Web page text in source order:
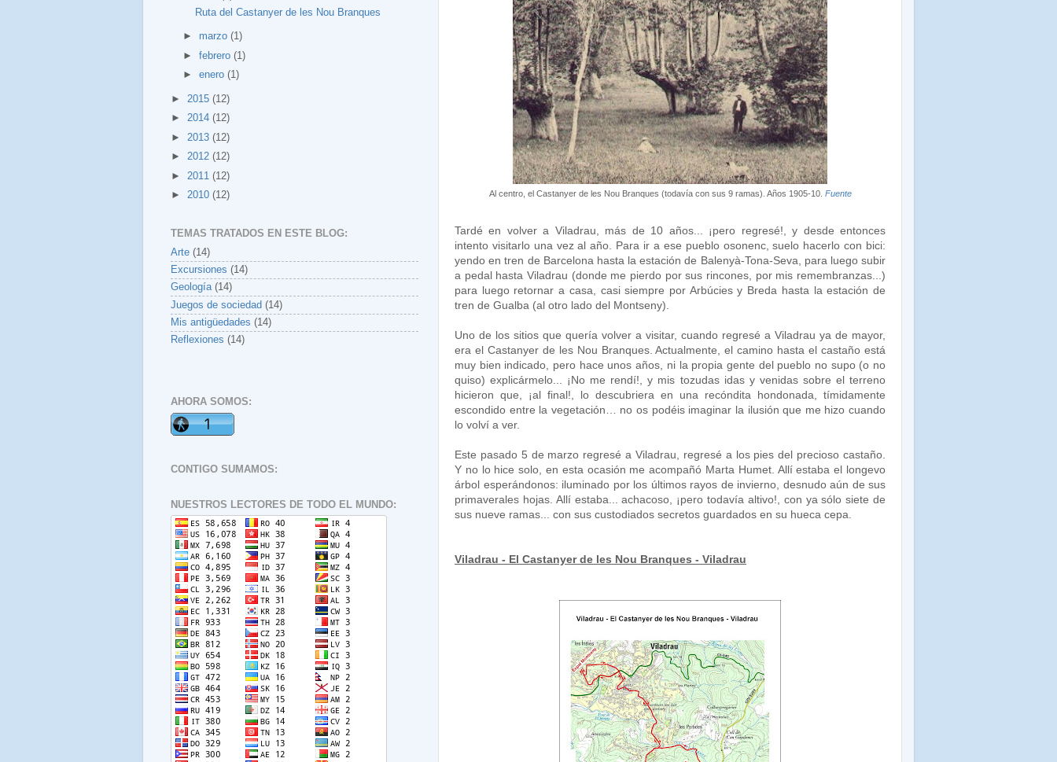
Al centro, el Castanyer de les Nou Branques (todavía con sus 9 ramas). Años 1905-10. Fuente
Tardé en volver a Viladrau, más de 10 años... ¡pero regresé!, y desde entonces
intento visitarlo una vez al año. Para ir a ese pueblo osonenc, suelo hacerlo con bici:
yendo en tren de Barcelona hasta la estación de Balenyà-Tona-Seva, para luego subir
a pedal hasta Viladrau (donde me pierdo por sus rincones, por mis remembranzas...)
para luego retornar a casa, casi siempre por Arbúcies y Breda hasta la estación de
tren de Gualba (al otro lado del Montseny).
Uno de los sitios que quería volver a visitar, cuando regresé a Viladrau ya de mayor,
era el Castanyer de les Nou Branques. Actualmente, el camino hasta el castaño está
muy bien indicado, pero hace unos años, ni la propia gente del pueblo no supo (o no
quiso) explicármelo... ¡No me rendí!, y mis tozudas idas y venidas sobre el terreno
hicieron que, ¡al final!, lo descubriera en una recóndita hondonada, tímidamente
escondido entre la vegetación… no os podéis imaginar la ilusión que me hizo cuando
lo volví a ver.
Este pasado 5 de marzo regresé a Viladrau, regresé a los pies del precioso castaño.
Y no lo hice solo, en esta ocasión me acompañó Marta Humet. Allí estaba el longevo
árbol esperándonos: iluminado por los últimos rayos de invierno, desnudo aún de sus
primaverales hojas. Allí estaba... achacoso, ¡pero todavía altivo!, con ya sólo siete de
sus nueve ramas... con sus custodiados secretos guardados en su hueca cepa.
Viladrau - El Castanyer de les Nou Branques - Viladrau
Ruta del Castanyer de les Nou Branques
► marzo(1)
►febrero(1)
►enero(1)
► 2015 (12)
► 2014 (12)
► 2013 (12)
► 2012 (12)
► 2011 (12)
► 2010 (12)
TEMAS TRATADOS EN ESTE BLOG:
Arte (14)
Excursiones (14)
Geología (14)
Juegos de sociedad (14)
Mis antigüedades (14)
Reflexiones (14)
AHORA SOMOS:
CONTIGO SUMAMOS:
NUESTROS LECTORES DE TODO EL MUNDO: